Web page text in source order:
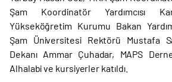
Şam Koordinatör Yardımcısı
Yükseköğretim Kurumu Bakan
Şam Üniversitesi Rektörü Mustafa
Dekanı Ammar Çuhadar, MAPS
Alhalabi ve kursiyerler katıldı.